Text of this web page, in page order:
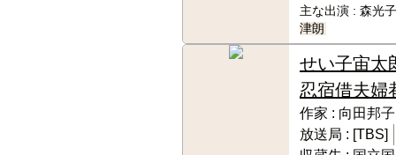
主な出演 : 森光
津朗
せい子宙
忍宿借夫婦
作家 : 向田邦子
放送局 : [TBS]